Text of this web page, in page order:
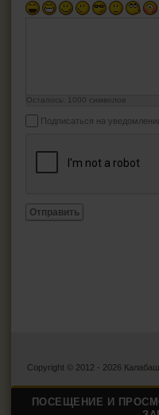
Осталось: 1000 символов
Подписаться на
Отправить
Copyright © 2012 - 2026 Калабаш.
ПОСЕЩЕНИЕ И